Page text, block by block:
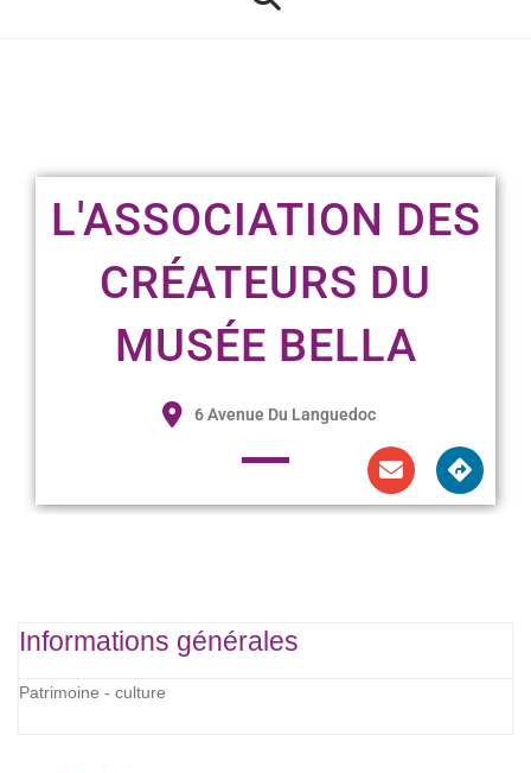
L'ASSOCIATION DES
CRÉATEURS DU
MUSÉE BELLA
6 Avenue Du Languedoc
Informations générales
Patrimoine - culture